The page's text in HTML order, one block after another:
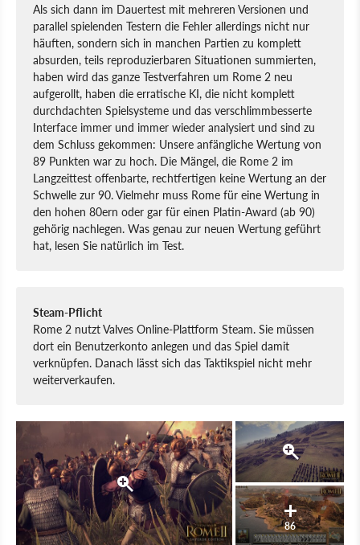
Als sich dann im Dauertest mit mehreren Versionen und
parallel spielenden Testern die Fehler allerdings nicht nur
häuften, sondern sich in manchen Partien zu komplett
absurden, teils reproduzierbaren Situationen summierten,
haben wird das ganze Testverfahren um Rome 2 neu
aufgerollt, haben die erratische KI, die nicht komplett
durchdachten Spielsysteme und das verschlimmbesserte
Interface immer und immer wieder analysiert und sind zu
dem Schluss gekommen: Unsere anfängliche Wertung von
89 Punkten war zu hoch. Die Mängel, die Rome 2 im
Langzeittest offenbarte, rechtfertigen keine Wertung an der
Schwelle zur 90. Vielmehr muss Rome für eine Wertung in
den hohen 80ern oder gar für einen Platin-Award (ab 90)
gehörig nachlegen. Was genau zur neuen Wertung geführt
hat, lesen Sie natürlich im Test.
Steam-Pflicht
Rome 2 nutzt Valves Online-Plattform Steam. Sie müssen
dort ein Benutzerkonto anlegen und das Spiel damit
verknüpfen. Danach lässt sich das Taktikspiel nicht mehr
weiterverkaufen.
86